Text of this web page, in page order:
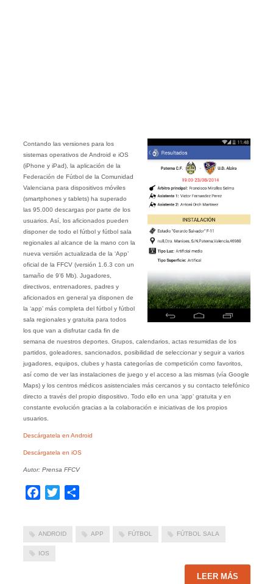
Contando las versiones para los
sistemas operativos de Android e iOS
(iPhone y iPad), la aplicación de la
Federación de Fútbol de la Comunidad
Valenciana para dispositivos móviles
(smartphones y tablets) ha superado
las 95.000 descargas por parte de los
usuarios. Así, los aficionados pueden
disponer de todo el fútbol y fútbol sala
regionales al alcance de la mano con la
nueva versión actualizada de la ‘App’
oficial de la FFCV (versión 1.6.3 con un
tamaño de 9’6 Mb). Jugadores,
directivos, entrenadores, padres y
aficionados en general ya disponen de
la ‘app’ más completa del fútbol y fútbol
sala regionales y gratuita para todos
los que van a disfrutar cada fin de
semana de nuestros deportes. Grupos, calendarios, actas resumidas de los
partidos, goleadores, sancionados, posibilidad de seleccionar y seguir a varios
jugadores, equipos, clubes y hasta categorías de competición como favoritos,
así como de ver las instalaciones de juego y el acceso a las mismas (vía Google
Maps) y los centros médicos asistenciales más cercanos y su contacto telefónico
directo a través del propio dispositivo. Todo ello en una ‘app’ gratuita y en
constante evolución gracias a la colaboración e iniciativas de los propios
usuarios.
Descárgatela en Android
Descárgatela en iOS
Autor: Prensa FFCV
Facebook
Twitter
ANDROID APP FÚTBOL FÚTBOL SALA
IOS
LEER MÁS